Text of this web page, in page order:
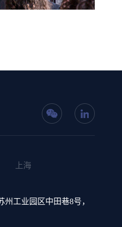
上海
州工业园区中田巷8号，